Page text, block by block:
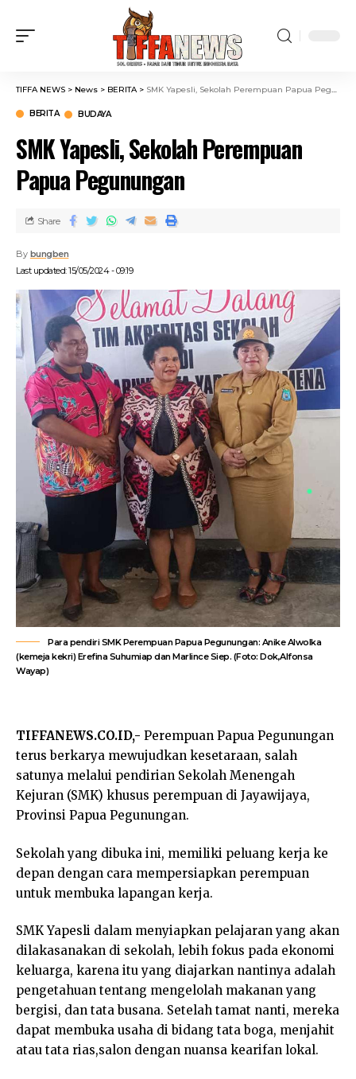
TIFFA NEWS > News > BERITA> SMK Yapesli, Sekolah Perempuan Papua Pegunungan
BERITA BUDAYA
SMK Yapesli, Sekolah Perempuan
Papua Pegunungan
Last updated: 15/05/2024 - 09:19
By bungben
Share
Para pendiri SMK Perempuan Papua Pegunungan: Anike Alwolka
(kemeja kekri) Erefina Suhumiap dan Marlince Siep. (Foto: Dok,Alfonsa
Wayap)
TIFFANEWS.CO.ID,- Perempuan Papua Pegunungan
terus berkarya mewujudkan kesetaraan, salah
satunya melalui pendirian Sekolah Menengah
Kejuran (SMK) khusus perempuan di Jayawijaya,
Provinsi Papua Pegunungan.
Sekolah yang dibuka ini, memiliki peluang kerja ke
depan dengan cara mempersiapkan perempuan
untuk membuka lapangan kerja.
SMK Yapesli dalam menyiapkan pelajaran yang akan
dilakasanakan di sekolah, lebih fokus pada ekonomi
keluarga, karena itu yang diajarkan nantinya adalah
pengetahuan tentang mengelolah makanan yang
bergisi, dan tata busana. Setelah tamat nanti, mereka
dapat membuka usaha di bidang tata boga, menjahit
atau tata rias,salon dengan nuansa kearifan lokal.